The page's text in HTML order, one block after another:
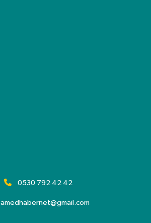
0530 792 42 42
amedhabernet@gmail.com